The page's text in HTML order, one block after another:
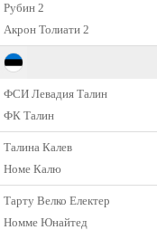
Рубин 2
Акрон Толиати 2
ФСИ Левадия Талин
ФК Талин
Талина Калев
Номе Калю
Тарту Велко Електер
Номме Юнайтед